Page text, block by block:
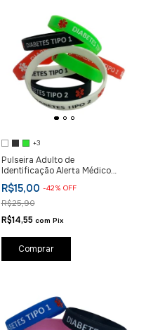
+3
Pulseira Adulto de
Identificação Alerta Médico
Diabetes
R$15,00 -42% OFF
R$25,90
R$14,55 com Pix
Comprar